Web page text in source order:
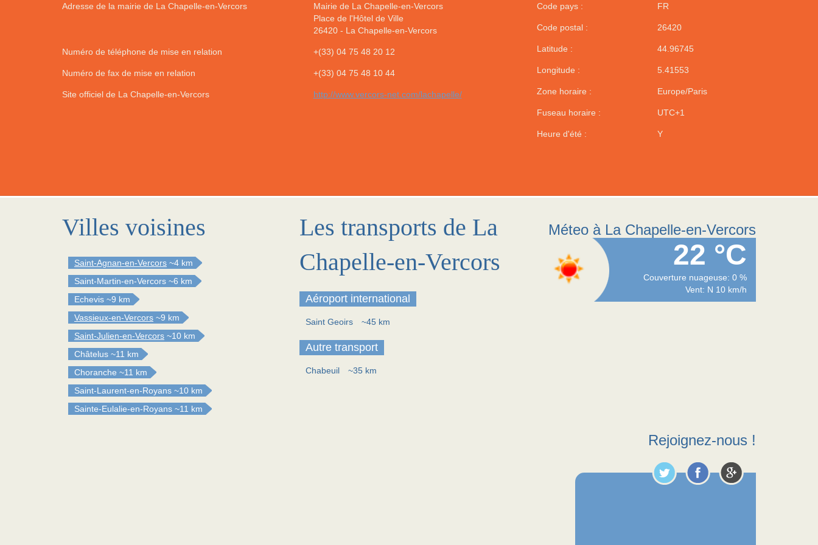
Adresse de la mairie de La Chapelle-en-Vercors
Mairie de La Chapelle-en-Vercors
Place de l'Hôtel de Ville
26420- La Chapelle-en-Vercors
Numéro de téléphone de mise en relation +(33) 04 75 48 20 12
Numéro de fax de mise en relation +(33) 04 75 48 10 44
Site officiel de La Chapelle-en-Vercors http://www.vercors-net.com/lachapelle/
Code pays : FR
Code postal : 26420
Latitude : 44.96745
Longitude : 5.41553
Zone horaire : Europe/Paris
Fuseau horaire : UTC+1
Heure d'été : Y
Villes voisines
Saint-Agnan-en-Vercors ~4 km
Saint-Martin-en-Vercors ~6 km
Echevis ~9 km
Vassieux-en-Vercors ~9 km
Saint-Julien-en-Vercors ~10 km
Châtelus ~11 km
Choranche ~11 km
Saint-Laurent-en-Royans ~10 km
Sainte-Eulalie-en-Royans ~11 km
Les transports de La
Chapelle-en-Vercors
Aéroport international
Saint Geoirs ~45 km
Autre transport
Chabeuil ~35 km
Méteo à La Chapelle-en-Vercors
22 °C
Couverture nuageuse: 0 %
Vent: N 10 km/h
Rejoignez-nous !